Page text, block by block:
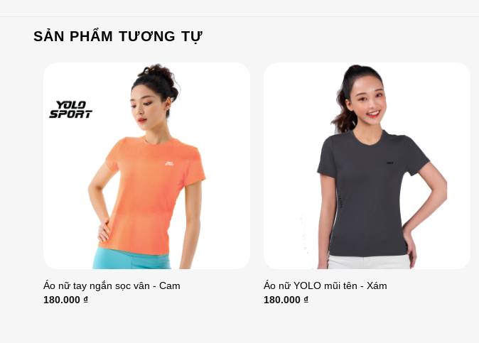
SẢN PHẨM TƯƠNG TỰ
Áo nữ tay ngắn sọc vân - Cam
180.000 ₫
Áo nữ YOLO mũi tên - Xám
180.000₫